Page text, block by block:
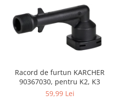
Racord de furtun KARCHER
90367030, pentru K2, K3
59,99 Lei